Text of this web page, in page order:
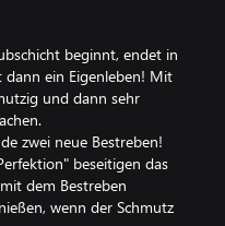
beginnt, endet in
ein Eigenleben! Mit
und dann sehr
zwei neue Bestreben!
beseitigen das
dem Bestreben
wenn der Schmutz